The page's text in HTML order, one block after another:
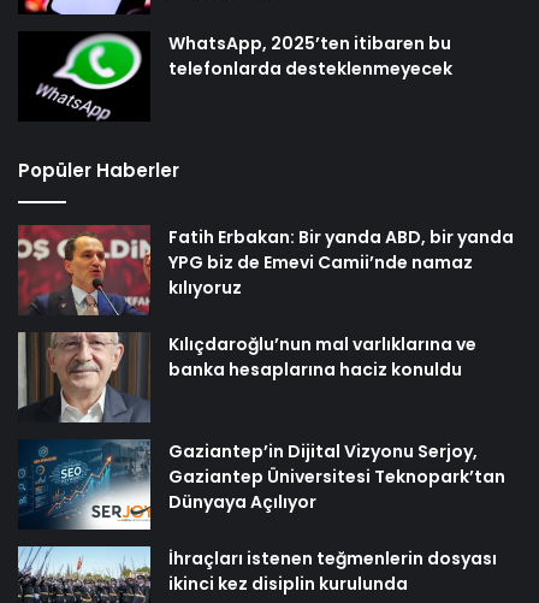
WhatsApp, 2025’ten itibaren bu
telefonlarda desteklenmeyecek
Popüler Haberler
Fatih Erbakan: Bir yanda ABD, bir yanda
YPG biz de Emevi Camii’nde namaz
kılıyoruz
Kılıçdaroğlu’nun mal varlıklarına ve
banka hesaplarına haciz konuldu
Gaziantep’in Dijital Vizyonu Serjoy,
Gaziantep Üniversitesi Teknopark’tan
Dünyaya Açılıyor
İhraçları istenen teğmenlerin dosyası
ikinci kez disiplin kurulunda